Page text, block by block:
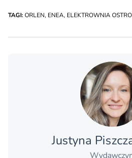
TAGI:ORLEN, ENEA, ELEKTROWNIA
Justyna